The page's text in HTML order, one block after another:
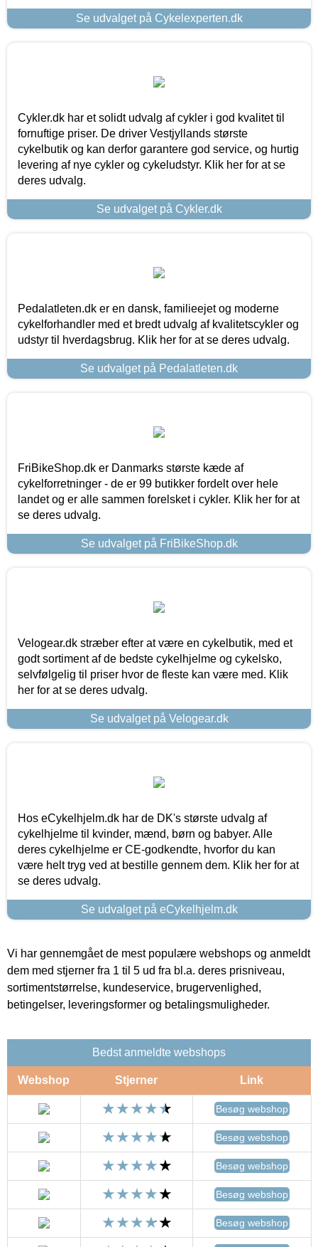
Se udvalget på Cykelexperten.dk
Cykler.dk har et solidt udvalg af cykler i god kvalitet til
fornuftige priser. De driver Vestjyllands største
cykelbutik og kan derfor garantere god service, og hurtig
levering af nye cykler og cykeludstyr. Klik her for at se
deres udvalg.
Se udvalget på Cykler.dk
Pedalatleten.dk er en dansk, familieejet og moderne
cykelforhandler med et bredt udvalg af kvalitetscykler og
udstyr til hverdagsbrug. Klik her for at se deres udvalg.
Se udvalget på Pedalatleten.dk
FriBikeShop.dk er Danmarks største kæde af
cykelforretninger - de er 99 butikker fordelt over hele
landet og er alle sammen forelsket i cykler. Klik her for at
se deres udvalg.
Se udvalget på FriBikeShop.dk
Velogear.dk stræber efter at være en cykelbutik, med et
godt sortiment af de bedste cykelhjelme og cykelsko,
selvfølgelig til priser hvor de fleste kan være med. Klik
her for at se deres udvalg.
Se udvalget på Velogear.dk
Hos eCykelhjelm.dk har de DK's største udvalg af
cykelhjelme til kvinder, mænd, børn og babyer. Alle
deres cykelhjelme er CE-godkendte, hvorfor du kan
være helt tryg ved at bestille gennem dem. Klik her for at
se deres udvalg.
Se udvalget på eCykelhjelm.dk
Vi har gennemgået de mest populære webshops og anmeldt
dem med stjerner fra 1 til 5 ud fra bl.a. deres prisniveau,
sortimentstørrelse, kundeservice, brugervenlighed,
betingelser, leveringsformer og betalingsmuligheder.
Bedst anmeldte webshops
Webshop Stjerner Link
Besøg webshop
Besøg webshop
Besøg webshop
Besøg webshop
Besøg webshop